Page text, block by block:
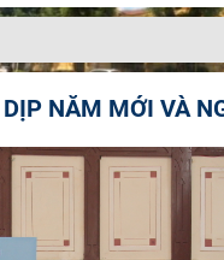
NĂM MỚI VÀ